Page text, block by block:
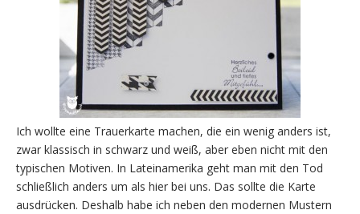
Ich wollte eine Trauerkarte machen, die ein wenig anders ist,
zwar klassisch in schwarz und weiß, aber eben nicht mit den
typischen Motiven. In Lateinamerika geht man mit den Tod
schließlich anders um als hier bei uns. Das sollte die Karte
ausdrücken. Deshalb habe ich neben den modernen Mustern